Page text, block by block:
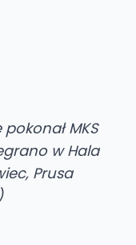
MKS
w Hala
Prusa